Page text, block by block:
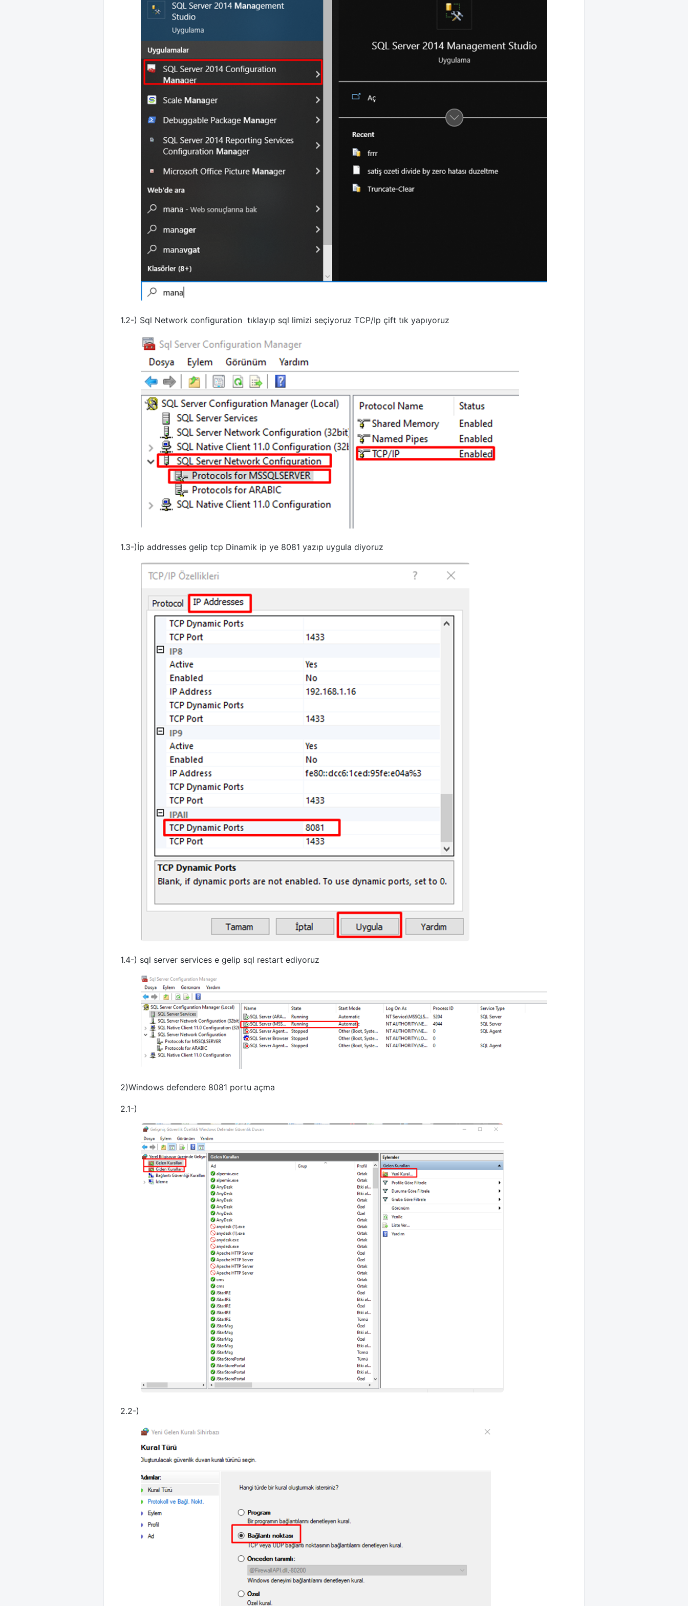
1.2-) Sql Network configuration tıklayıp sql limizi seçiyoruz TCP/Ip çift tık yapıyoruz
1.3-)İp addresses gelip tcp Dinamik ip ye 8081 yazıp uygula diyoruz
1.4-) sql server services e gelip sql restart ediyoruz
2)Windows defendere 8081 portu açma
2.1-)
2.2-)